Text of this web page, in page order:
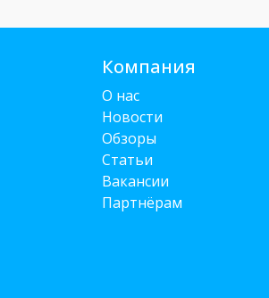
Компания
О нас
Новости
Обзоры
Статьи
Вакансии
Партнёрам